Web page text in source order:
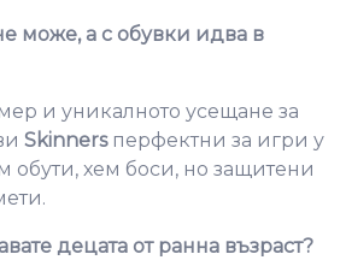
може, а с обувки идва в
и уникалното усещане за
Skinnersперфектни за игри у
обути, хем боси, но защитени
децата от ранна възраст?